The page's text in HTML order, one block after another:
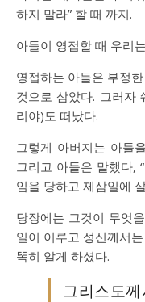
하지 말라” 할 때 까지.
아들이 영접할 때 우리
영접하는 아들은 부정
것으로 삼았다. 그러자
리야)도 떠났다.
그렇게 아버지는 아들
그리고 아들은 말했다,
임을 당하고 제삼일에
당장에는 그것이 무엇
일이 이루고 성신께서
똑히 알게 하셨다.
그리스도